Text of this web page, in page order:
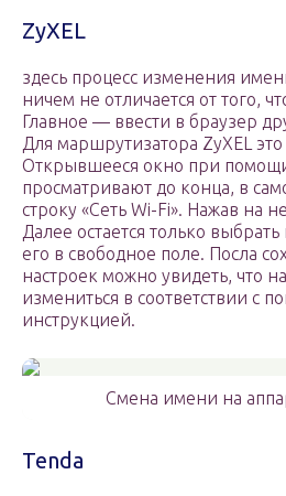
ZyXEL
здесь процесс изменения
ничем не отличается от того,
Главное — ввести в браузер
Для маршрутизатора ZyXEL
Открывшееся окно при
просматривают до конца, в
строку «Сеть Wi-Fi». Нажав на
Далее остается только
его в свободное поле. Посла
настроек можно увидеть, что
измениться в соответствии с
инструкцией.
Смена имени на
Tenda